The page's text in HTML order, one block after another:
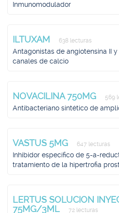
Inmunomodulador
ILTUXAM 638 lecturas
Antagonistas de angiotensina II
canales de calcio
NOVACILINA 750MG 569
Antibacteriano sintético de
VASTUS 5MG 647 lecturas
Inhibidor específico de 5-a-
tratamiento de la hipertrofia
LERTUS SOLUCION
75MG/3ML
72 lecturas